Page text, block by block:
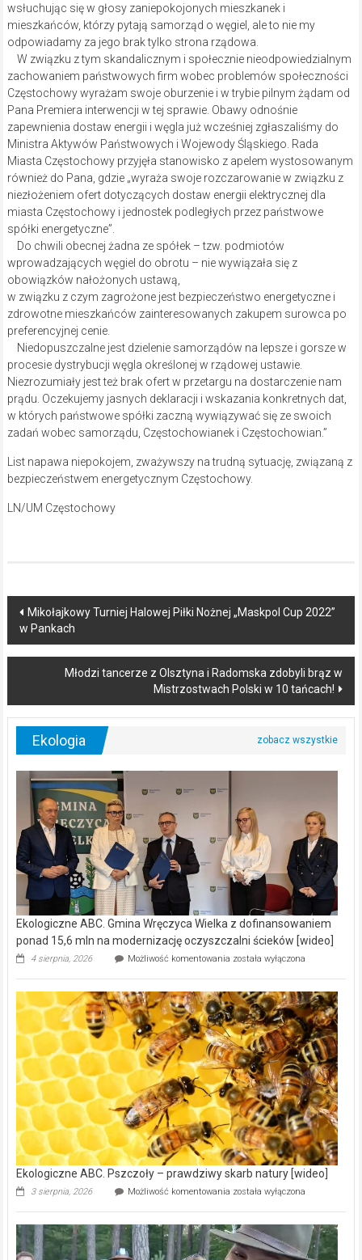
wsłuchując się w głosy zaniepokojonych mieszkanek i
mieszkańców, którzy pytają samorząd o węgiel, ale to nie my
odpowiadamy za jego brak tylko strona rządowa.
W związku z tym skandalicznym i społecznie nieodpowiedzialnym
zachowaniem państwowych firm wobec problemów społeczności
Częstochowy wyrażam swoje oburzenie i w trybie pilnym żądam od
Pana Premiera interwencji w tej sprawie. Obawy odnośnie
zapewnienia dostaw energii i węgla już wcześniej zgłaszaliśmy do
Ministra Aktywów Państwowych i Wojewody Śląskiego. Rada
Miasta Częstochowy przyjęła stanowisko z apelem wystosowanym
również do Pana, gdzie „wyraża swoje rozczarowanie w związku z
niezłożeniem ofert dotyczących dostaw energii elektrycznej dla
miasta Częstochowy i jednostek podległych przez państwowe
spółki energetyczne”.
Do chwili obecnej żadna ze spółek – tzw. podmiotów
wprowadzających węgiel do obrotu – nie wywiązała się z
obowiązków nałożonych ustawą,
w związku z czym zagrożone jest bezpieczeństwo energetyczne i
zdrowotne mieszkańców zainteresowanych zakupem surowca po
preferencyjnej cenie.
Niedopuszczalne jest dzielenie samorządów na lepsze i gorsze w
procesie dystrybucji węgla określonej w rządowej ustawie.
Niezrozumiały jest też brak ofert w przetargu na dostarczenie nam
prądu. Oczekujemy jasnych deklaracji i wskazania konkretnych dat,
w których państwowe spółki zaczną wywiązywać się ze swoich
zadań wobec samorządu, Częstochowianek i Częstochowian.”
List napawa niepokojem, zważywszy na trudną sytuację, związaną z
bezpieczeństwem energetycznym Częstochowy.
LN/UM Częstochowy
Post
navigation
Mikołajkowy Turniej Halowej Piłki Nożnej „Maskpol Cup 2022”
w Pankach
Młodzi tancerze z Olsztyna i Radomska zdobyli brąz w
Mistrzostwach Polski w 10 tańcach!
Ekologia
Ekologiczne ABC. Gmina Wręczyca Wielka z dofinansowaniem
ponad 15,6 mln na modernizację oczyszczalni ścieków [wideo]
4 sierpnia, 2026 Możliwość komentowania Ekologiczne
Wręczyca
Wielka
z
dofinansowaniem
ponad
15,6
mln
na
modernizację
oczyszczalni
ścieków
[wideo]
została wyłączona
Ekologiczne ABC. Pszczoły – prawdziwy skarb natury [wideo]
3 sierpnia, 2026 Możliwość komentowania Ekologiczne
–
prawdziwy
skarb
została wyłączona